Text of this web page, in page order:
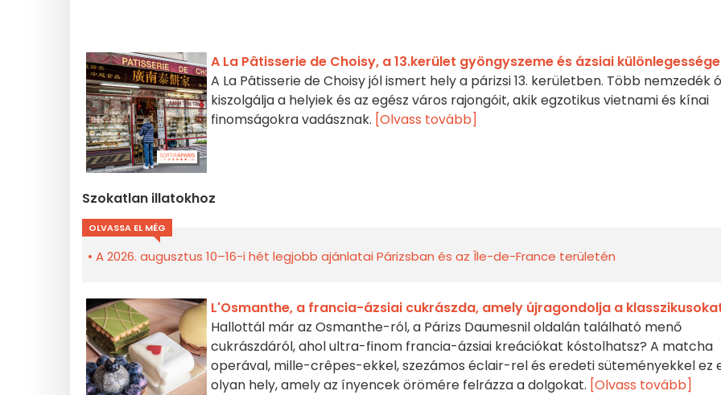
A La Pâtisserie de Choisy, a 13.kerület gyöngyszeme és ázsiai
A La Pâtisserie de Choisy jól ismert hely a párizsi 13. kerületben. Több nemzedék
kiszolgálja a helyiek és az egész város rajongóit, akik egzotikus vietnami és kínai
finomságokra vadásznak. [Olvass tovább]
Szokatlan illatokhoz
OLVASSA EL MÉG
A 2026. augusztus 10–16-i hét legjobb ajánlatai Párizsban és az Île-de-France területén
L'Osmanthe, a francia-ázsiai cukrászda, amely újragondolja a
Hallottál már az Osmanthe-ról, a Párizs Daumesnil oldalán található menő
cukrászdáról, ahol ultra-finom francia-ázsiai kreációkat kóstolhatsz? A matcha
operával, mille-crêpes-ekkel, szezámos éclair-rel és eredeti süteményekkel ez
olyan hely, amely az ínyencek örömére felrázza a dolgokat. [Olvass tovább]